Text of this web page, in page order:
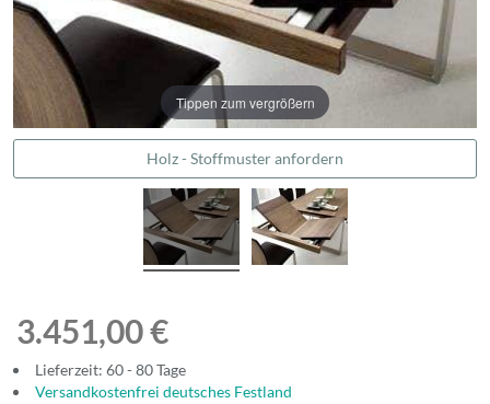
Tippen zum vergrößern
Holz - Stoffmuster anfordern
3.451,00 €
Lieferzeit: 60 - 80 Tage
Versandkostenfrei deutsches Festland